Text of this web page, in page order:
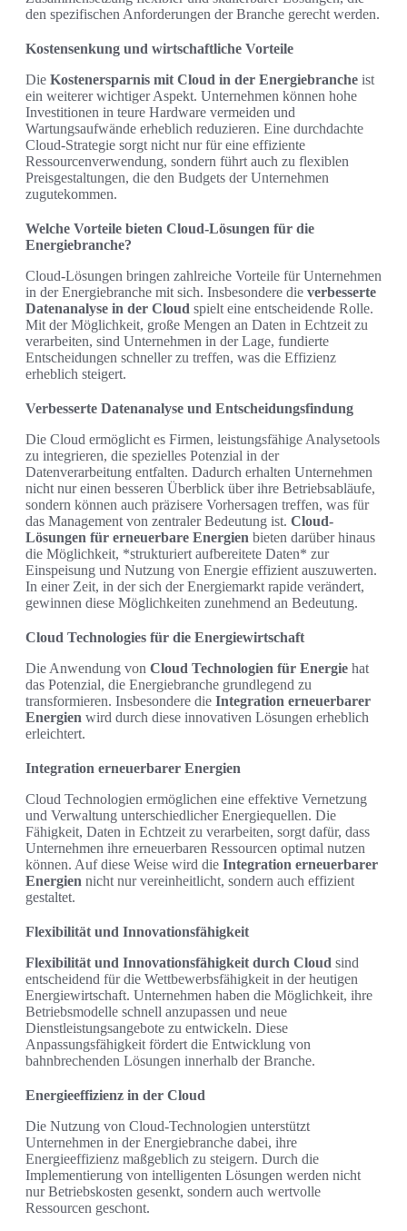
den spezifischen Anforderungen der Branche gerecht werden.
Kostensenkung und wirtschaftliche Vorteile
Die Kostenersparnis mit Cloud in der Energiebranche ist
ein weiterer wichtiger Aspekt. Unternehmen können hohe
Investitionen in teure Hardware vermeiden und
Wartungsaufwände erheblich reduzieren. Eine durchdachte
Cloud-Strategie sorgt nicht nur für eine effiziente
Ressourcenverwendung, sondern führt auch zu flexiblen
Preisgestaltungen, die den Budgets der Unternehmen
zugutekommen.
Welche Vorteile bieten Cloud-Lösungen für die
Energiebranche?
Cloud-Lösungen bringen zahlreiche Vorteile für Unternehmen
in der Energiebranche mit sich. Insbesondere die verbesserte
Datenanalyse in der Cloud spielt eine entscheidende Rolle.
Mit der Möglichkeit, große Mengen an Daten in Echtzeit zu
verarbeiten, sind Unternehmen in der Lage, fundierte
Entscheidungen schneller zu treffen, was die Effizienz
erheblich steigert.
Verbesserte Datenanalyse und Entscheidungsfindung
Die Cloud ermöglicht es Firmen, leistungsfähige Analysetools
zu integrieren, die spezielles Potenzial in der
Datenverarbeitung entfalten. Dadurch erhalten Unternehmen
nicht nur einen besseren Überblick über ihre Betriebsabläufe,
sondern können auch präzisere Vorhersagen treffen, was für
das Management von zentraler Bedeutung ist. Cloud-
Lösungen für erneuerbare Energien bieten darüber hinaus
die Möglichkeit, *strukturiert aufbereitete Daten* zur
Einspeisung und Nutzung von Energie effizient auszuwerten.
In einer Zeit, in der sich der Energiemarkt rapide verändert,
gewinnen diese Möglichkeiten zunehmend an Bedeutung.
Cloud Technologies für die Energiewirtschaft
Die Anwendung von Cloud Technologien für Energie hat
das Potenzial, die Energiebranche grundlegend zu
transformieren. Insbesondere die Integration erneuerbarer
Energien wird durch diese innovativen Lösungen erheblich
erleichtert.
Integration erneuerbarer Energien
Cloud Technologien ermöglichen eine effektive Vernetzung
und Verwaltung unterschiedlicher Energiequellen. Die
Fähigkeit, Daten in Echtzeit zu verarbeiten, sorgt dafür, dass
Unternehmen ihre erneuerbaren Ressourcen optimal nutzen
können. Auf diese Weise wird die Integration erneuerbarer
Energien nicht nur vereinheitlicht, sondern auch effizient
gestaltet.
Flexibilität und Innovationsfähigkeit
Flexibilität und Innovationsfähigkeit durch Cloud sind
entscheidend für die Wettbewerbsfähigkeit in der heutigen
Energiewirtschaft. Unternehmen haben die Möglichkeit, ihre
Betriebsmodelle schnell anzupassen und neue
Dienstleistungsangebote zu entwickeln. Diese
Anpassungsfähigkeit fördert die Entwicklung von
bahnbrechenden Lösungen innerhalb der Branche.
Energieeffizienz in der Cloud
Die Nutzung von Cloud-Technologien unterstützt
Unternehmen in der Energiebranche dabei, ihre
Energieeffizienz maßgeblich zu steigern. Durch die
Implementierung von intelligenten Lösungen werden nicht
nur Betriebskosten gesenkt, sondern auch wertvolle
Ressourcen geschont.